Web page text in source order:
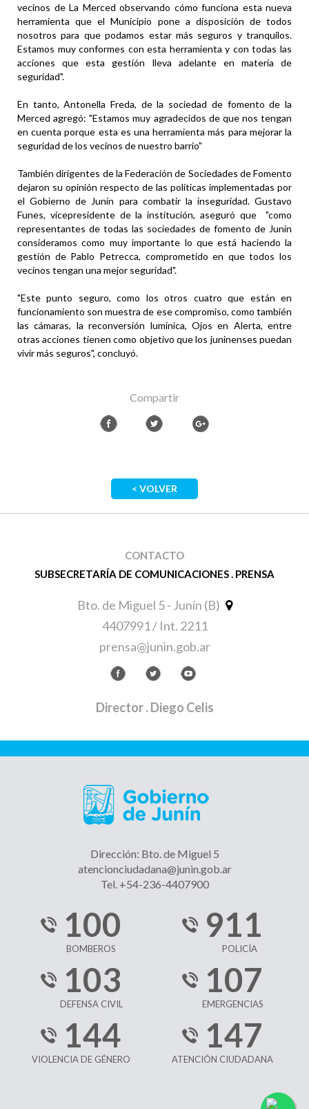
vecinos de La Merced observando cómo funciona esta nueva
herramienta que el Municipio pone a disposición de todos
nosotros para que podamos estar más seguros y tranquilos.
Estamos muy conformes con esta herramienta y con todas las
acciones que esta gestión lleva adelante en materia de
seguridad".
En tanto, Antonella Freda, de la sociedad de fomento de la
Merced agregó: "Estamos muy agradecidos de que nos tengan
en cuenta porque esta es una herramienta más para mejorar la
seguridad de los vecinos de nuestro barrio"
También dirigentes de la Federación de Sociedades de Fomento
dejaron su opinión respecto de las políticas implementadas por
el Gobierno de Junín para combatir la inseguridad. Gustavo
Funes, vicepresidente de la institución, aseguró que "como
representantes de todas las sociedades de fomento de Junín
consideramos como muy importante lo que está haciendo la
gestión de Pablo Petrecca, comprometido en que todos los
vecinos tengan una mejor seguridad".
"Este punto seguro, como los otros cuatro que están en
funcionamiento son muestra de ese compromiso, como también
las cámaras, la reconversión lumínica, Ojos en Alerta, entre
otras acciones tienen como objetivo que los juninenses puedan
vivir más seguros", concluyó.
Compartir
< VOLVER
CONTACTO
SUBSECRETARÍA DE COMUNICACIONES . PRENSA
Bto. de Miguel 5 - Junín (B)
4407991 / Int. 2211
prensa@junin.gob.ar
Director. Diego Celis
Dirección: Bto. de Miguel 5
atencionciudadana@junin.gob.ar
Tel. +54-236-4407900
100
BOMBEROS
911
POLICÍA
103
DEFENSA CIVIL
107
EMERGENCIAS
144
VIOLENCIA DE GÉNERO
147
ATENCIÓN CIUDADANA